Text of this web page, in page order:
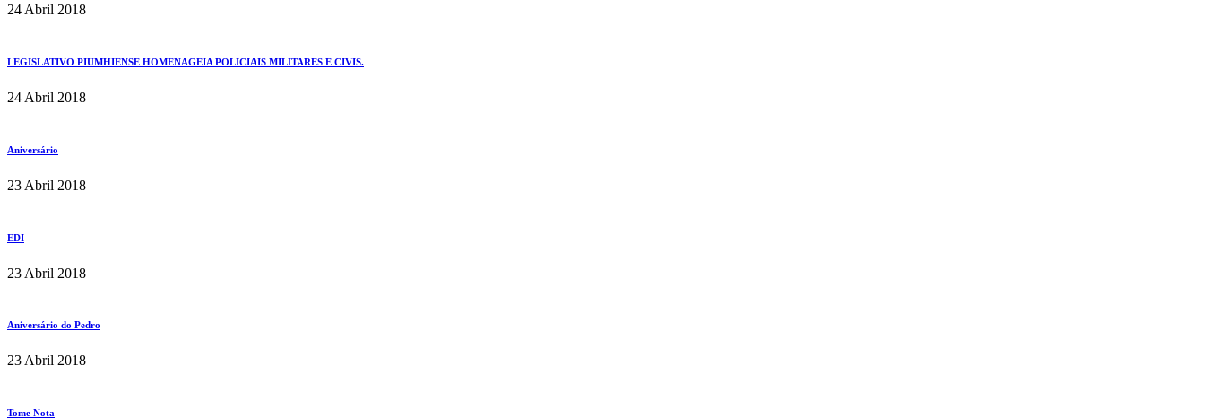
24 Abril 2018
LEGISLATIVO PIUMHIENSE HOMENAGEIA POLICIAIS MILITARES E CIVIS.
24 Abril 2018
Aniversário
23 Abril 2018
EDI
23 Abril 2018
Aniversário do Pedro
23 Abril 2018
Tome Nota